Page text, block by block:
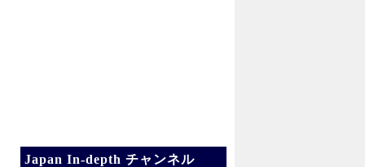
Japan In-depth チャンネル